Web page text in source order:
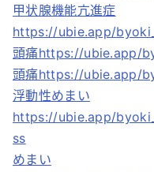
甲状腺機能亢進症
https://ubie.app/
頭痛https://ubie.app/
頭痛https://ubie.app/
浮動性めまい
https://ubie.app/
ss
めまい